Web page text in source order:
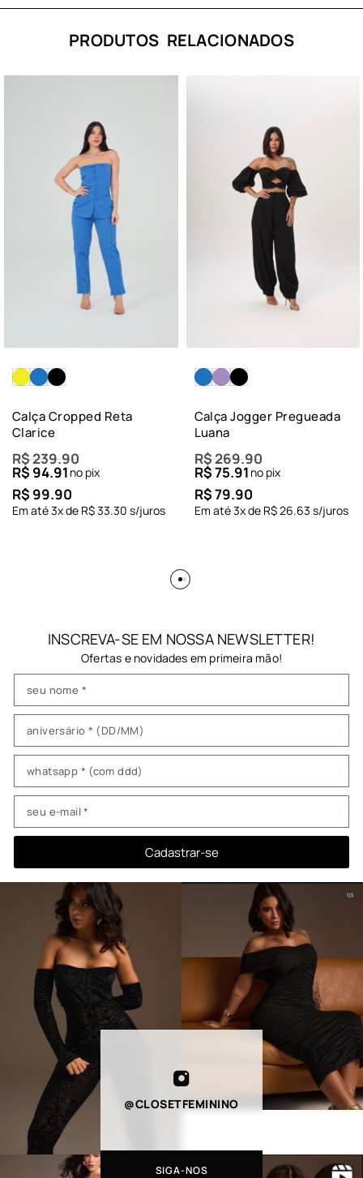
PRODUTOS RELACIONADOS
Calça Cropped Reta
Clarice
R$239.90
R$ 94.91 no pix
R$ 99.90
Em até3x de R$33.30 s/juros
Calça Jogger Pregueada
Luana
R$269.90
R$75.91 no pix
R$79.90
Em até3x de R$26.63 s/juros
INSCREVA-SE EM NOSSA NEWSLETTER!
Ofertas e novidades em primeira mão!
Cadastrar-se
@CLOSETFEMININO
SIGA-NOS